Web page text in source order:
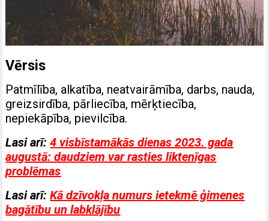
Vērsis
Patmīlība, alkatība, neatvairāmība, darbs, nauda, ​​
greizsirdība, pārliecība, mērķtiecība,
nepiekāpība, pievilcība.
Lasi arī:4 visbīstamākās dienas 2023. gada
augustā: daudziem var rasties liktenīgas
problēmas
Lasi arī:Kā dzīvokļa numurs ietekmē ģimenes
bagātību un labklājību